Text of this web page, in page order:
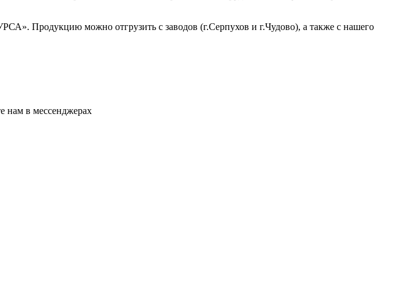
Продукцию можно отгрузить с заводов (г.Серпухов и г.Чудово), а также с нашего
нам в мессенджерах